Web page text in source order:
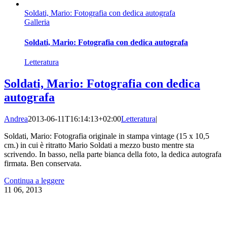
Soldati, Mario: Fotografia con dedica autografa
Galleria
Soldati, Mario: Fotografia con dedica autografa
Letteratura
Soldati, Mario: Fotografia con dedica
autografa
Andrea2013-06-11T16:14:13+02:00Letteratura|
Soldati, Mario: Fotografia originale in stampa vintage (15 x 10,5
cm.) in cui è ritratto Mario Soldati a mezzo busto mentre sta
scrivendo. In basso, nella parte bianca della foto, la dedica autografa
firmata. Ben conservata.
Continua a leggere
11 06, 2013